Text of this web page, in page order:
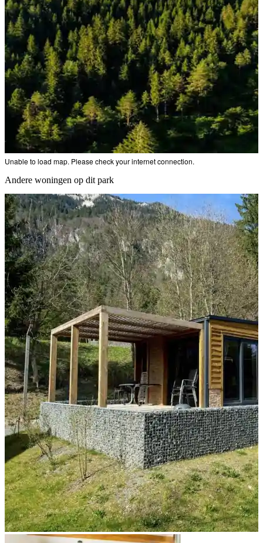
Unable to load map. Please check your internet connection.
Andere woningen op dit park